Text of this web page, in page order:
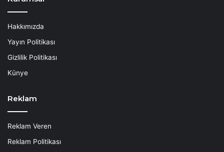
Hakkımızda
Yayın Politikası
Gizlilik Politikası
Künye
Reklam
Reklam Veren
Reklam Politikası